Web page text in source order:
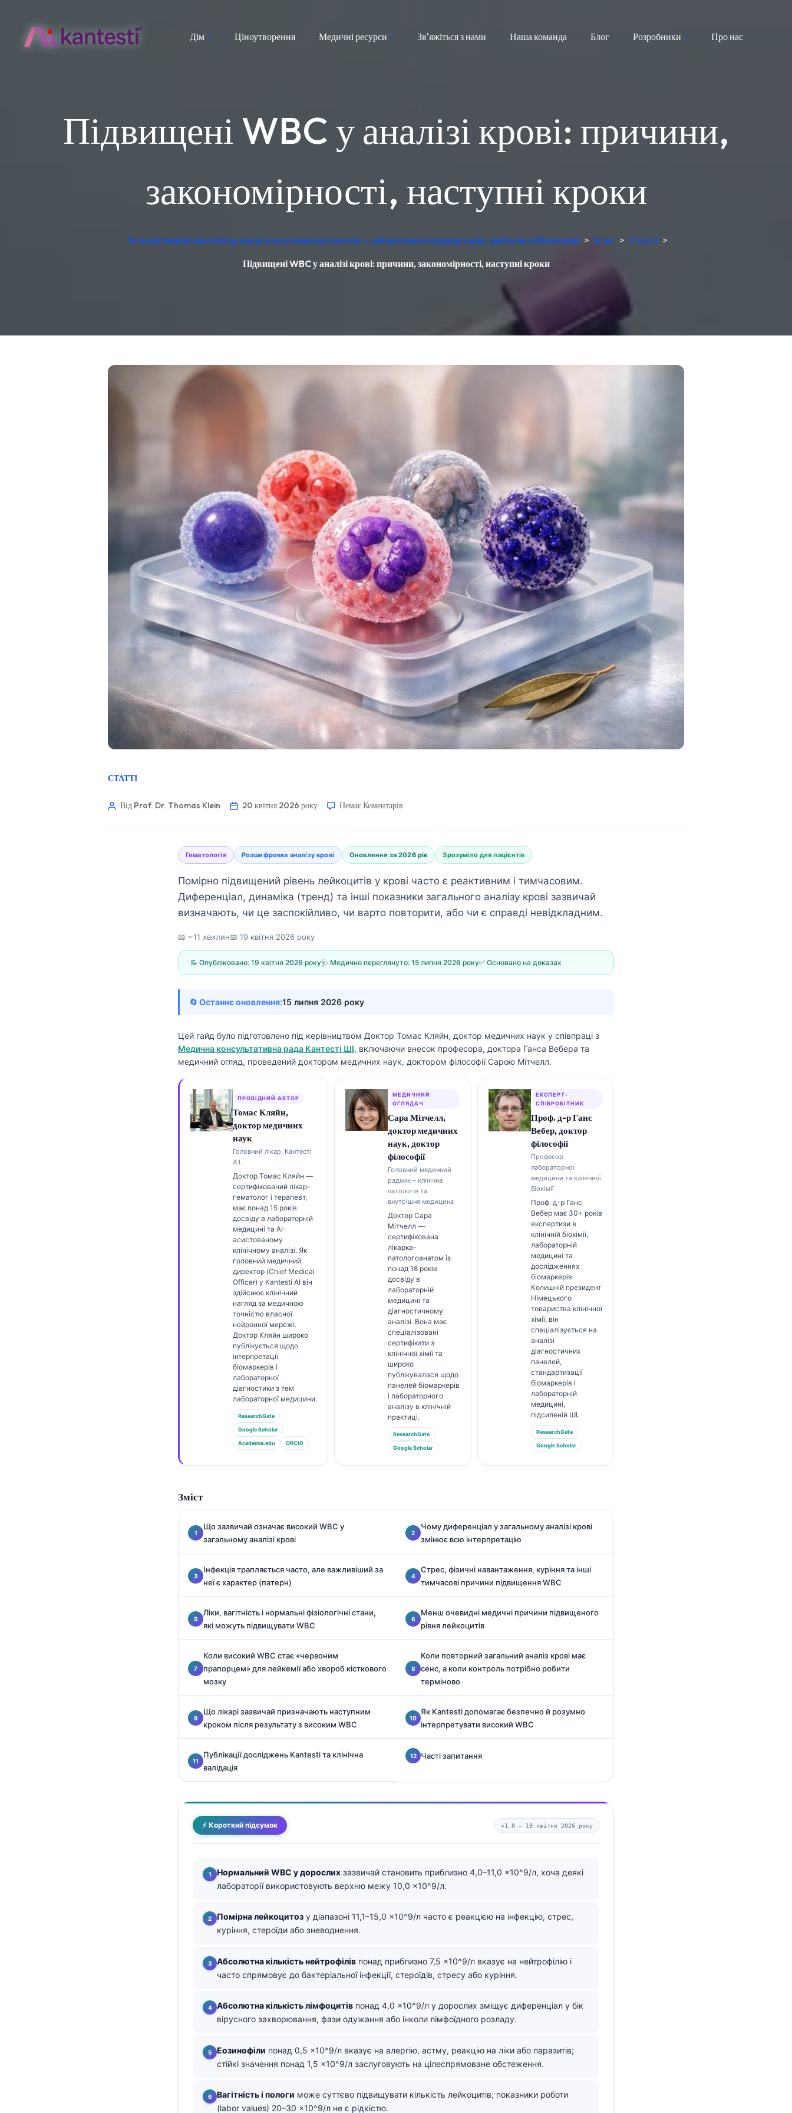
Дім Ціноутворення Медичні ресурси Зв'яжіться з нами Наша команда Блог Розробники Про нас
Підвищені WBC у аналізі крові: причини,
закономірності, наступні кроки
Безкоштовний аналізатор крові зі штучним інтелектом – лабораторна інтерпретація, зроблено в Німеччині > Блог > Статті >
Підвищені WBC у аналізі крові: причини, закономірності, наступні кроки
СТАТТІ
Від Prof. Dr. Thomas Klein 20 квітня 2026 року Немає Коментарів
Гематологія Розшифровка аналізу крові Оновлення за 2026 рік Зрозуміло для пацієнтів
Помірно підвищений рівень лейкоцитів у крові часто є реактивним і тимчасовим.
Диференціал, динаміка (тренд) та інші показники загального аналізу крові зазвичай
визначають, чи це заспокійливо, чи варто повторити, або чи є справді невідкладним.
📖 ~11 хвилин📅 19 квітня 2026 року
📝 Опубліковано: 19 квітня 2026 року🩺 Медично переглянуто: 15 липня 2026 року✅ Основано на доказах
🔄 Останнє оновлення:15 липня 2026 року
Цей гайд було підготовлено під керівництвом Доктор Томас Кляйн, доктор медичних наук у співпраці з
Медична консультативна рада Кантесті ШІ, включаючи внесок професора, доктора Ганса Вебера та
медичний огляд, проведений доктором медичних наук, доктором філософії Сарою Мітчелл.
ПРОВІДНИЙ АВТОР
Томас Кляйн,
доктор медичних
наук
Головний лікар, Кантесті
А.І.
Доктор Томас Кляйн —
сертифікований лікар-
гематолог і терапевт,
має понад 15 років
досвіду в лабораторній
медицині та AI-
асистованому
клінічному аналізі. Як
головний медичний
директор (Chief Medical
Officer) у Kantesti AI він
здійснює клінічний
нагляд за медичною
точністю власної
нейронної мережі.
Доктор Кляйн широко
публікується щодо
інтерпретації
біомаркерів і
лабораторної
діагностики з тем
лабораторної медицини.
ResearchGate
Google Scholar
Academia.edu ORCID
МЕДИЧНИЙ
ОГЛЯДАЧ
Сара Мітчелл,
доктор медичних
наук, доктор
філософії
Головний медичний
радник – клінічна
патологія та
внутрішня медицина
Доктор Сара
Мітчелл —
сертифікована
лікарка-
патологоанатом із
понад 18 років
досвіду в
лабораторній
медицині та
діагностичному
аналізі. Вона має
спеціалізовані
сертифікати з
клінічної хімії та
широко
публікувалася щодо
панелей біомаркерів
і лабораторного
аналізу в клінічній
практиці.
ResearchGate
Google Scholar
ЕКСПЕРТ-
СПІВРОБІТНИК
Проф. д-р Ганс
Вебер, доктор
філософії
Професор
лабораторної
медицини та клінічної
біохімії
Проф. д-р Ганс
Вебер має 30+ років
експертизи в
клінічній біохімії,
лабораторній
медицині та
дослідженнях
біомаркерів.
Колишній президент
Німецького
товариства клінічної
хімії, він
спеціалізується на
аналізі
діагностичних
панелей,
стандартизації
біомаркерів і
лабораторній
медицині,
підсиленій ШІ.
ResearchGate
Google Scholar
Зміст
Що зазвичай означає високий WBC у
загальному аналізі крові
Чому диференціал у загальному аналізі крові
змінює всю інтерпретацію
Інфекція трапляється часто, але важливіший за
неї є характер (патерн)
Стрес, фізичні навантаження, куріння та інші
тимчасові причини підвищення WBC
Ліки, вагітність і нормальні фізіологічні стани,
які можуть підвищувати WBC
Менш очевидні медичні причини підвищеного
рівня лейкоцитів
Коли високий WBC стає «червоним
прапорцем» для лейкемії або хвороб кісткового
мозку
Коли повторний загальний аналіз крові має
сенс, а коли контроль потрібно робити
терміново
Що лікарі зазвичай призначають наступним
кроком після результату з високим WBC
Як Kantesti допомагає безпечно й розумно
інтерпретувати високий WBC
Публікації досліджень Kantesti та клінічна
валідація
Часті запитання
⚡ Короткий підсумок v1.0 — 19 квітня 2026 року
Нормальний WBC у дорослих зазвичай становить приблизно 4,0–11,0 ×10^9/л, хоча деякі
лабораторії використовують верхню межу 10,0 ×10^9/л.
Помірна лейкоцитоз у діапазоні 11,1–15,0 ×10^9/л часто є реакцією на інфекцію, стрес,
куріння, стероїди або зневоднення.
Абсолютна кількість нейтрофілів понад приблизно 7,5 ×10^9/л вказує на нейтрофілію і
часто спрямовує до бактеріальної інфекції, стероїдів, стресу або куріння.
Абсолютна кількість лімфоцитів понад 4,0 ×10^9/л у дорослих зміщує диференціал у бік
вірусного захворювання, фази одужання або інколи лімфоїдного розладу.
Еозинофіли понад 0,5 ×10^9/л вказує на алергію, астму, реакцію на ліки або паразитів;
стійкі значення понад 1,5 ×10^9/л заслуговують на цілеспрямоване обстеження.
Вагітність і пологи може суттєво підвищувати кількість лейкоцитів; показники роботи
(labor values) 20–30 ×10^9/л не є рідкістю.